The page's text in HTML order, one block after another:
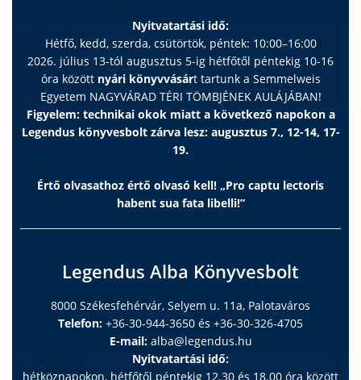
Nyitvatartási idő:
Hétfő, kedd, szerda, csütörtök, péntek: 10:00–16:00
2026. július 13-tól augusztus 5-ig hétfőtől péntekig 10-16
óra között nyári könyvvásárt tartunk a Semmelweis
Egyetem NAGYVÁRAD TÉRI TÖMBJÉNEK AULÁJÁBAN!
Figyelem: technikai okok miatt a következő napokon a
Legendus könyvesbolt zárva lesz: augusztus 7., 12-14, 17-
19.
Értő olvasathoz értő olvasó kell! „Pro captu lectoris
habent sua fata libelli!”
Legendus Alba Könyvesbolt
8000 Székesfehérvár, Selyem u. 11a, Palotaváros
Telefon: +36-30-944-3650 és +36-30-326-4705
E-mail: alba@legendus.hu
Nyitvatartási idő:
hétköznapokon, hétfőtől péntekig 12.30 és 18.00 óra között